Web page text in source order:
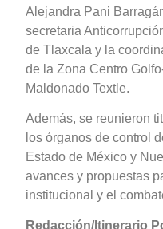
Alejandra Pani
secretaria
de Tlaxcala y la
de la Zona Centro
Maldonado Textle.
Además, se reunieron
los órganos de control
Estado de México y
avances y propuestas
institucional y el
Redacción/Itinerario